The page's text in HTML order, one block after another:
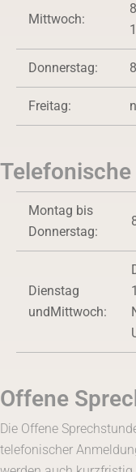
Mittwoch:
Donnerstag:
Freitag:
Montag bis
Donnerstag:
Dienstag
undMittwoch:
Offene
Die Offene
telefonischer